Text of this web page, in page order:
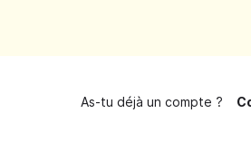
As-tu déjà un compte ?